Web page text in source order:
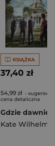
KSIĄŻKA
37,40 zł
54,99 zł -
cena detaliczna
Kate Wilhelm